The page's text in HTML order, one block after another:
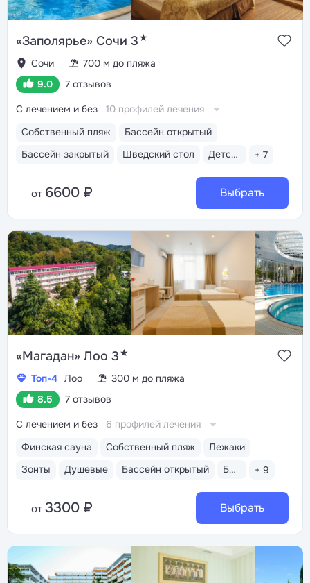
«Заполярье» Сочи 3★
Сочи
700 м до пляжа
9.0
7 отзывов
Собственный пляж
Бассейн открытый
Бассейн закрытый
Шведский стол Детская анимация + 7
С лечением и без 10 профилей лечения
от 6600 ₽ Выбрать
«Магадан» Лоо 3★
Топ-4 Лоо
300 м до пляжа
8.5
7 отзывов
Финская сауна Собственный пляж
Лежаки
Зонты
Душевые Бассейн открытый Бассейн закрытый + 9
С лечением и без 6 профилей лечения
от 3300 ₽ Выбрать